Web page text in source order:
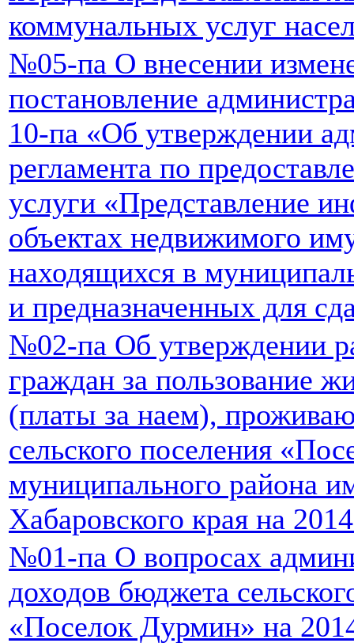
коммунальных услуг
№05-па О внесении
постановление
10-па «Об утверждении
регламента по
услуги «Представление
объектах недвижимого
находящихся в
и предназначенных для
№02-па Об утверждении
граждан за пользование
(платы за наем),
сельского поселения
муниципального района
Хабаровского края на
№01-па О вопросах
доходов бюджета
«Поселок Дурмин» на